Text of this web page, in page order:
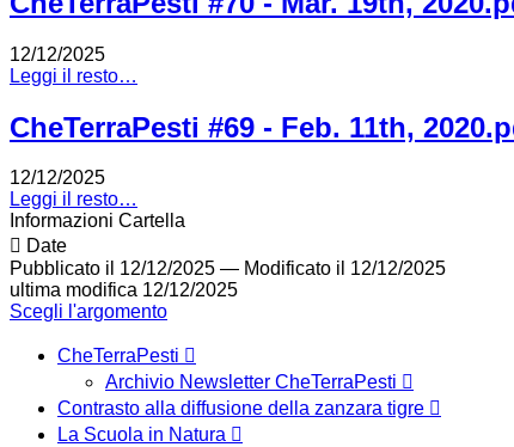
12/12/2025
Leggi il resto…
CheTerraPesti #69 - Feb. 11th,
12/12/2025
Leggi il resto…
Informazioni Cartella
Date
Pubblicato il 12/12/2025 — Modificato il 12/12/2025
ultima modifica 12/12/2025
Scegli l'argomento
CheTerraPesti
Archivio Newsletter CheTerraPesti
Contrasto alla diffusione della zanzara tigre
La Scuola in Natura